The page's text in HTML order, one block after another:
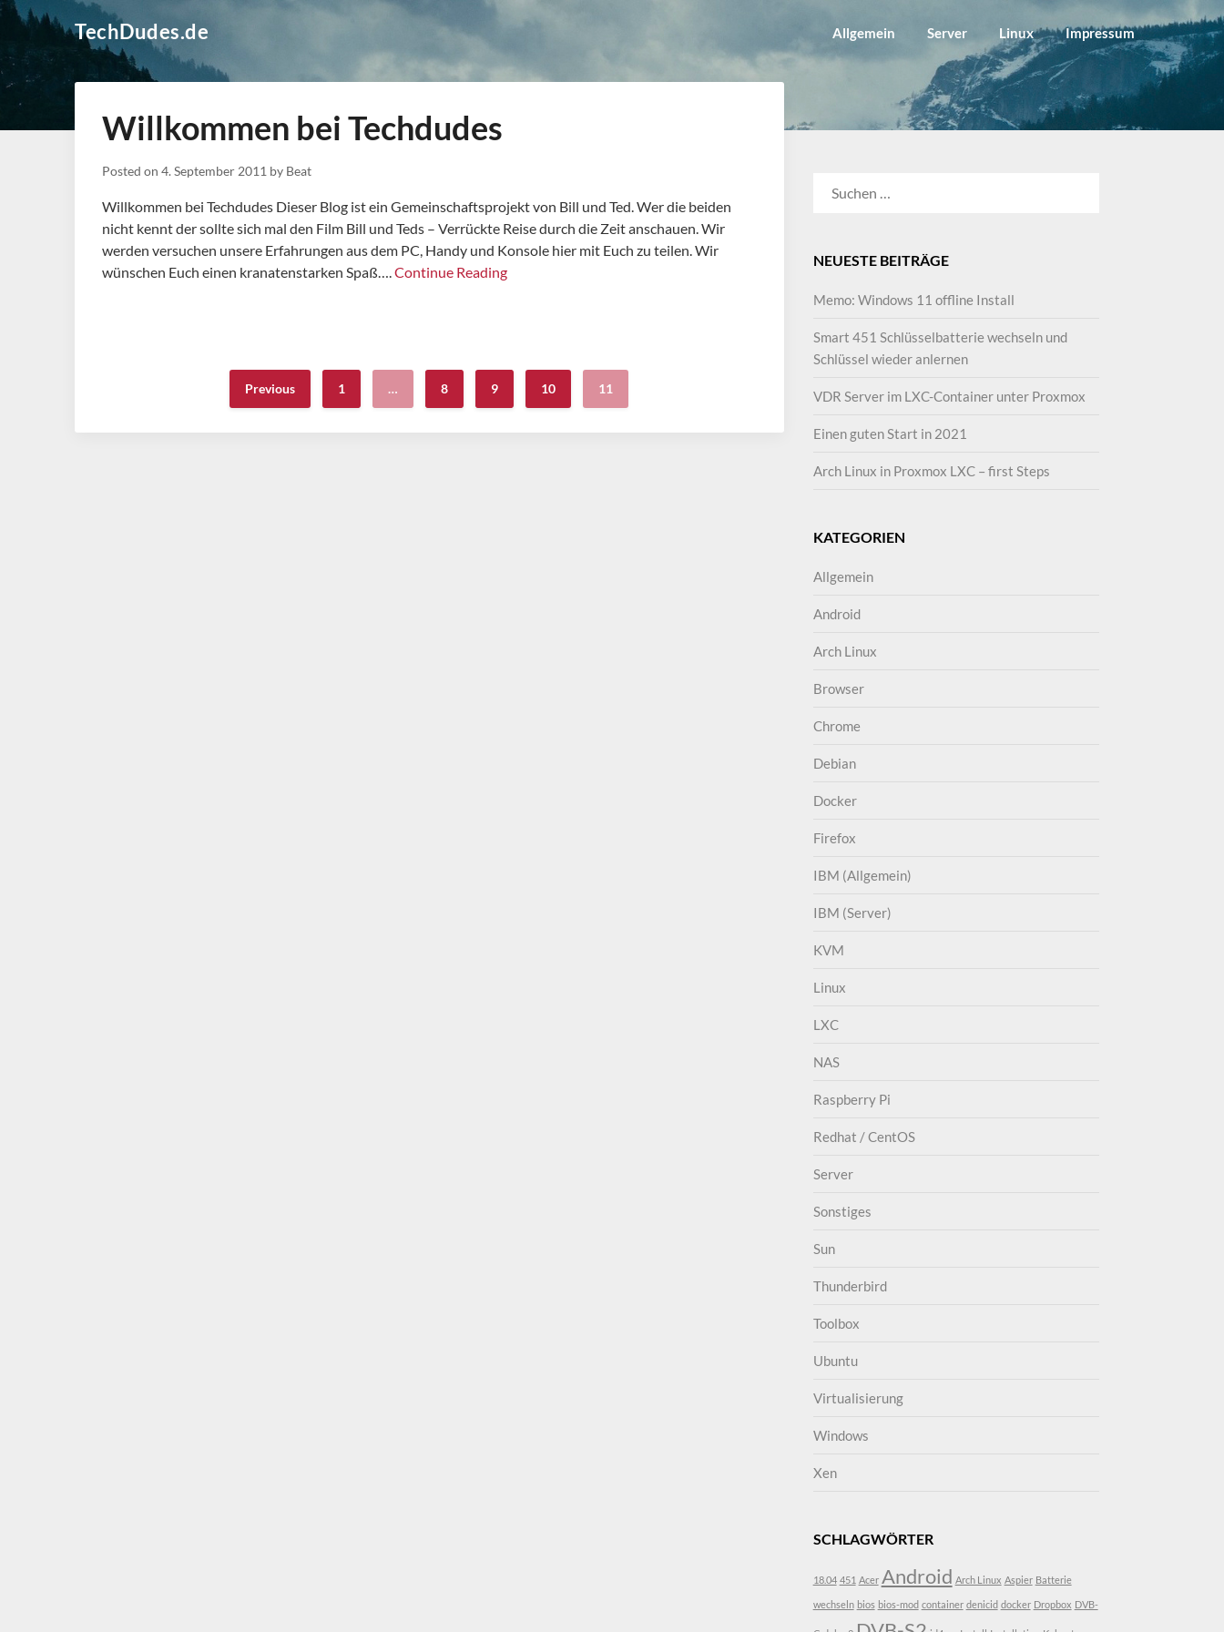
Skip
content
TechDudes.de Allgemein Server Linux Impressum
Willkommen bei Techdudes
Posted on 4. September 2011 by Beat
Willkommen bei Techdudes Dieser Blog ist ein Gemeinschaftsprojekt von Bill und Ted. Wer die beiden
nicht kennt der sollte sich mal den Film Bill und Teds – Verrückte Reise durch die Zeit anschauen. Wir
werden versuchen unsere Erfahrungen aus dem PC, Handy und Konsole hier mit Euch zu teilen. Wir
wünschen Euch einen kranatenstarken Spaß….Continue Reading
Previous 1 … 8 9 10 11
NEUESTE BEITRÄGE
Memo: Windows 11 offline Install
Smart 451 Schlüsselbatterie wechseln und
Schlüssel wieder anlernen
VDR Server im LXC-Container unter Proxmox
Einen guten Start in 2021
Arch Linux in Proxmox LXC – first Steps
KATEGORIEN
Allgemein
Android
Arch Linux
Browser
Chrome
Debian
Docker
Firefox
IBM (Allgemein)
IBM (Server)
KVM
Linux
LXC
NAS
Raspberry Pi
Redhat / CentOS
Server
Sonstiges
Sun
Thunderbird
Toolbox
Ubuntu
Virtualisierung
Windows
Xen
SCHLAGWÖRTER
18.04 451 Acer Android Arch Linux Aspier Batterie
wechseln bios bios-mod container denicid docker Dropbox DVB-